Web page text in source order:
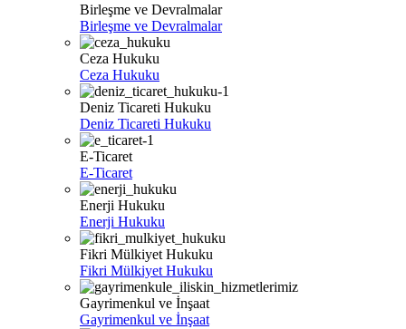
Birleşme ve Devralmalar
Birleşme ve Devralmalar
Ceza Hukuku
Ceza Hukuku
Deniz Ticareti Hukuku
Deniz Ticareti Hukuku
E-Ticaret
E-Ticaret
Enerji Hukuku
Enerji Hukuku
Fikri Mülkiyet Hukuku
Fikri Mülkiyet Hukuku
Gayrimenkul ve İnşaat
Gayrimenkul ve İnşaat